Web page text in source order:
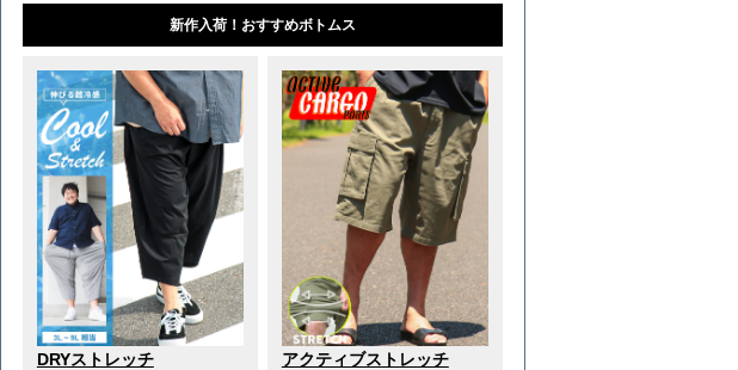
新作入荷！おすすめボトムス
DRYストレッチ
アクティブストレッチ